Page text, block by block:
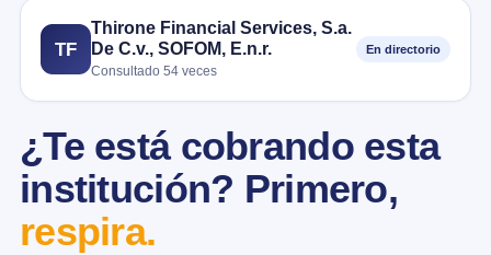
TF
Thirone Financial Services, S.a.
De C.v., SOFOM, E.n.r.
Consultado 54 veces
En directorio
¿Te está cobrando esta
institución? Primero,
respira.